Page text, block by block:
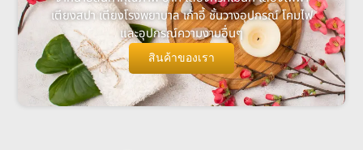
เตียงสปา เตียงโรงพยาบาล เก้าอี้ ชั้นวางอุปกรณ์ โคมไฟ
และอุปกรณ์ความงามอื่นๆ
สินค้าของเรา